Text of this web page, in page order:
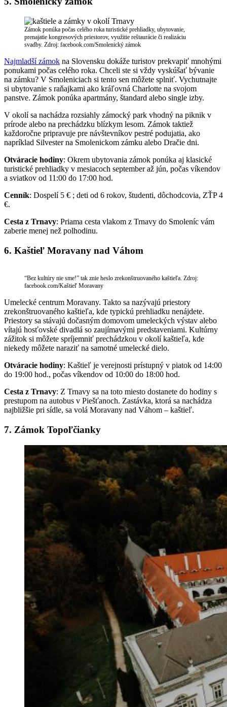
Zámok ponúka počas celého roka turistické prehliadky, ubytovanie,
prenajatie kongresových priestorov, využitie reštaurácie či realizáciu
svadby. Zdroj: facebook.com/Smolenický zámok
Najmladší zámok na Slovensku dokáže turistov prekvapiť mnohými
ponukami počas celého roka. Chceli ste si vždy vyskúšať bývanie
na zámku? V Smoleniciach si tento sen môžete splniť. Vychutnajte
si ubytovanie s raňajkami ako kráľovná Charlotte na svojom
panstve. Zámok ponúka apartmány, štandard alebo single izby.
V okolí sa nachádza rozsiahly zámocký park vhodný na piknik v
prírode alebo na prechádzku blízkym lesom. Zámok taktiež
každoročne pripravuje pre návštevníkov pestré podujatia, ako
napríklad Silvester na Smolenickom zámku alebo Dračie dni.
Otváracie hodiny: Okrem ubytovania zámok ponúka aj klasické
turistické prehliadky v mesiacoch september až jún, počas víkendov
a sviatkov od 11:00 do 17:00 hod.
Cenník: Dospelí 5 € ; deti od 6 rokov, študenti, dôchodcovia, ZŤP 4
€.
Cesta z Trnavy: Priama cesta vlakom z Trnavy do Smoleníc vám
zaberie menej než polhodinu.
6. Kaštieľ Moravany nad Váhom
“Bez kultúry nie sme!” tak znie heslo zrekonštruovaného kaštieľa. Zdroj:
facebook.com/Kaštieľ Moravany
Umelecké centrum Moravany. Takto sa nazývajú priestory
zrekonštruovaného kaštieľa, kde typickú prehliadku nenájdete.
Priestory sa stávajú dočasným domovom umeleckých výstav alebo
vítajú hosťovské divadlá so zaujímavými predstaveniami. Kultúrny
zážitok si môžete spríjemniť prechádzkou v okolí kaštieľa, kde
niekedy môžete naraziť na samotné umelecké dielo.
Otváracie hodiny: Kaštieľ je verejnosti prístupný v piatok od 14:00
do 19:00 hod., počas víkendov od 10:00 do 18:00 hod.
Cesta z Trnavy: Z Trnavy sa na toto miesto dostanete do hodiny s
prestupom na autobus v Piešťanoch. Zastávka, ktorá sa nachádza
najbližšie pri sídle, sa volá Moravany nad Váhom – kaštieľ.
7. Zámok Topoľčianky